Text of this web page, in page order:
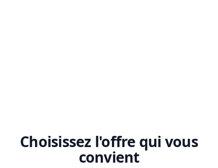
Choisissez l'offre qui vous
convient